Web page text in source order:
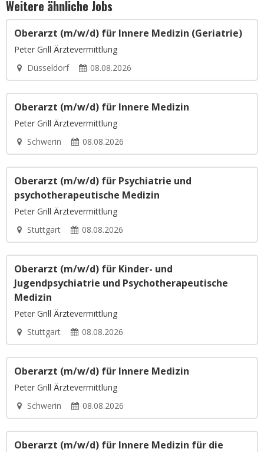
Weitere ähnliche Jobs
Oberarzt (m/w/d) für Innere Medizin (Geriatrie)
Peter Grill Ärztevermittlung
Düsseldorf
08.08.2026
Oberarzt (m/w/d) für Innere Medizin
Peter Grill Ärztevermittlung
Schwerin
08.08.2026
Oberarzt (m/w/d) für Psychiatrie und
psychotherapeutische Medizin
Peter Grill Ärztevermittlung
Stuttgart
08.08.2026
Oberarzt (m/w/d) für Kinder- und
Jugendpsychiatrie und Psychotherapeutische
Medizin
Peter Grill Ärztevermittlung
Stuttgart
08.08.2026
Oberarzt (m/w/d) für Innere Medizin
Peter Grill Ärztevermittlung
Schwerin
08.08.2026
Oberarzt (m/w/d) für Innere Medizin für die